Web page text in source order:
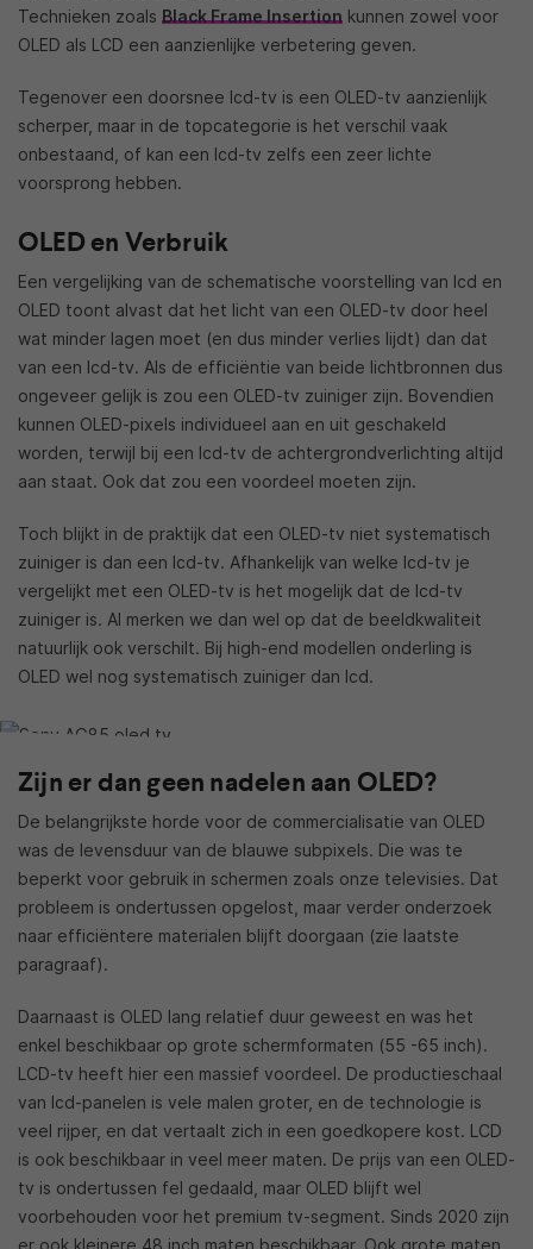
Technieken zoals Black Frame Insertion kunnen zowel voor
OLED als LCD een aanzienlijke verbetering geven.
Tegenover een doorsnee lcd-tv is een OLED-tv aanzienlijk
scherper, maar in de topcategorie is het verschil vaak
onbestaand, of kan een lcd-tv zelfs een zeer lichte
voorsprong hebben.
OLED en Verbruik
Een vergelijking van de schematische voorstelling van lcd en
OLED toont alvast dat het licht van een OLED-tv door heel
wat minder lagen moet (en dus minder verlies lijdt) dan dat
van een lcd-tv. Als de efficiëntie van beide lichtbronnen dus
ongeveer gelijk is zou een OLED-tv zuiniger zijn. Bovendien
kunnen OLED-pixels individueel aan en uit geschakeld
worden, terwijl bij een lcd-tv de achtergrondverlichting altijd
aan staat. Ook dat zou een voordeel moeten zijn.
Toch blijkt in de praktijk dat een OLED-tv niet systematisch
zuiniger is dan een lcd-tv. Afhankelijk van welke lcd-tv je
vergelijkt met een OLED-tv is het mogelijk dat de lcd-tv
zuiniger is. Al merken we dan wel op dat de beeldkwaliteit
natuurlijk ook verschilt. Bij high-end modellen onderling is
OLED wel nog systematisch zuiniger dan lcd.
Zijn er dan geen nadelen aan OLED?
De belangrijkste horde voor de commercialisatie van OLED
was de levensduur van de blauwe subpixels. Die was te
beperkt voor gebruik in schermen zoals onze televisies. Dat
probleem is ondertussen opgelost, maar verder onderzoek
naar efficiëntere materialen blijft doorgaan (zie laatste
paragraaf).
Daarnaast is OLED lang relatief duur geweest en was het
enkel beschikbaar op grote schermformaten (55 -65 inch).
LCD-tv heeft hier een massief voordeel. De productieschaal
van lcd-panelen is vele malen groter, en de technologie is
veel rijper, en dat vertaalt zich in een goedkopere kost. LCD
is ook beschikbaar in veel meer maten. De prijs van een OLED-
tv is ondertussen fel gedaald, maar OLED blijft wel
voorbehouden voor het premium tv-segment. Sinds 2020 zijn